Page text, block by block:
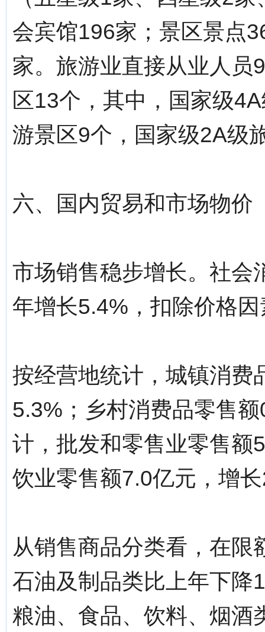
会宾馆196家；景区景点
家。旅游业直接从业人员
区13个，其中，国家级
游景区9个，国家级2A级
六、国内贸易和市场物价
市场销售稳步增长。社会
年增长5.4%，扣除价格
按经营地统计，城镇消费
5.3%；乡村消费品零售
计，批发和零售业零售额
饮业零售额7.0亿元，增
从销售商品分类看，在限
石油及制品类比上年下降
粮油、食品、饮料、烟酒